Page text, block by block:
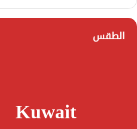
الطقس
Kuwait